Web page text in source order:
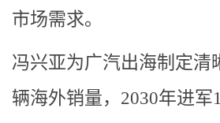
市场需求。
冯兴亚为广汽出海制定清
辆海外销量，2030年进